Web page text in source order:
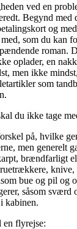
ved en
Begynd med
og
som du kan
roman.
oplader, en
men ikke
som
du ikke tage
på, hvilke
men generelt
brændfarligt
bue og pil og
såsom
kabinen.
en flyrejse: